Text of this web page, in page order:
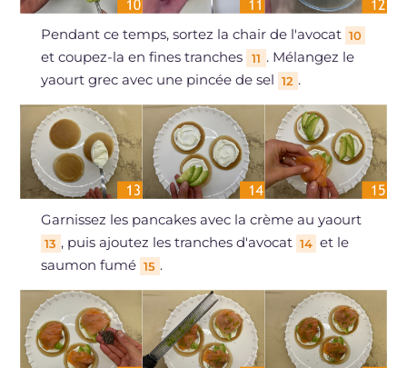
Pendant ce temps, sortez la chair de l'avocat 10
et coupez-la en fines tranches 11 . Mélangez le
yaourt grec avec une pincée de sel 12 .
Garnissez les pancakes avec la crème au yaourt
13 , puis ajoutez les tranches d'avocat 14 et le
saumon fumé 15 .